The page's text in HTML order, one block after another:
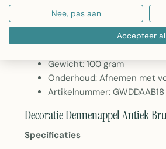
Materiaal: Glas
Kleur: Antiek bruin
Gewicht: 100 gram
Onderhoud: Afnemen met
Artikelnummer: GWDDAAB18
Decoratie Dennenappel Antiek
Specificaties
Nee, pas aan
Accepteer